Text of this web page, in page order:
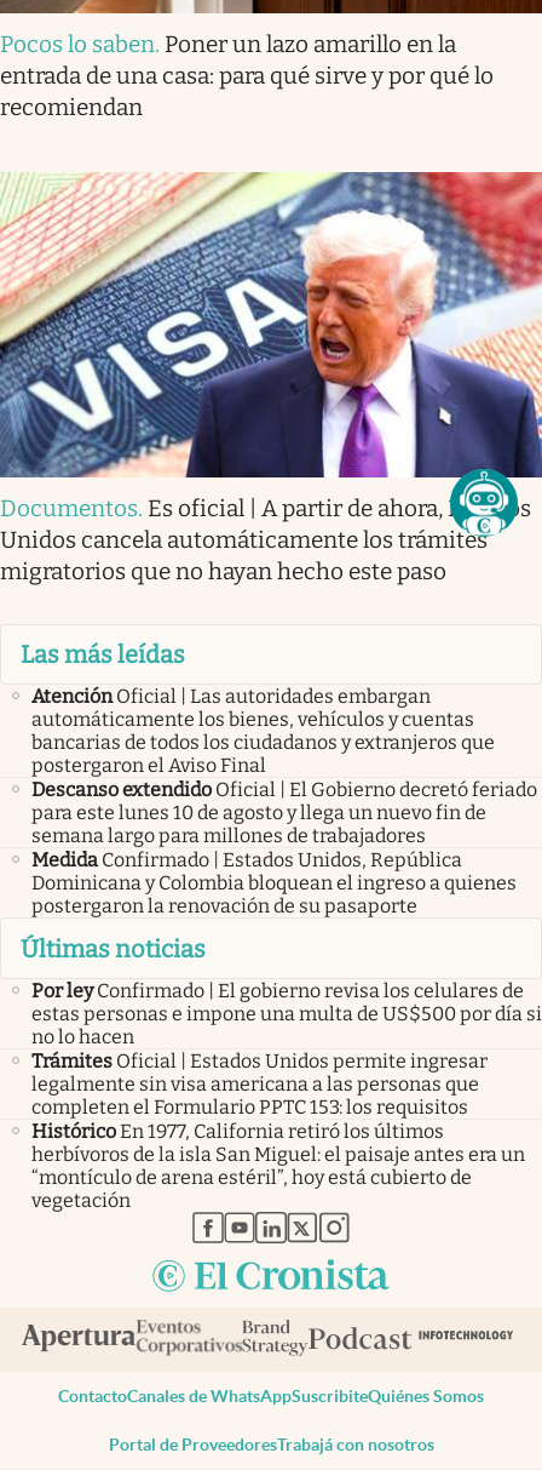
Pocos lo saben. Poner un lazo amarillo en la
entrada de una casa: para qué sirve y por qué lo
recomiendan
Documentos. Es oficial | A partir de ahora, Estados
Unidos cancela automáticamente los trámites
migratorios que no hayan hecho este paso
Las más leídas
Atención Oficial | Las autoridades embargan
automáticamente los bienes, vehículos y cuentas
bancarias de todos los ciudadanos y extranjeros que
postergaron el Aviso Final
Descanso extendido Oficial | El Gobierno decretó feriado
para este lunes 10 de agosto y llega un nuevo fin de
semana largo para millones de trabajadores
Medida Confirmado | Estados Unidos, República
Dominicana y Colombia bloquean el ingreso a quienes
postergaron la renovación de su pasaporte
Últimas noticias
Por ley Confirmado | El gobierno revisa los celulares de
estas personas e impone una multa de US$500 por día si
no lo hacen
Trámites Oficial | Estados Unidos permite ingresar
legalmente sin visa americana a las personas que
completen el Formulario PPTC 153: los requisitos
HistóricoEn 1977, California retiró los últimos
herbívoros de la isla San Miguel: el paisaje antes era un
“montículo de arena estéril”, hoy está cubierto de
vegetación
abre en nueva pestaña
abre en nueva pestaña
abre en nueva pestaña
abre en nueva pestaña
abre en nueva pestaña
ContactoCanales de WhatsAppSuscribiteQuiénes Somos
Portal de ProveedoresTrabajá con nosotros